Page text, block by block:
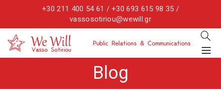
+30 211 400 54 61 / +30 693 615 98 35 /
vassosotiriou@wewill.gr
Blog